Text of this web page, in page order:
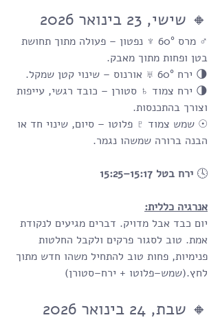
🔸 שישי, 23 בינואר 2026
♂ מרס 60° ♆ נפטון – פעולה מתוך תחושת
בטן ופחות מתוך מאבק.
🌗 ירח 60° ♅ אורנוס – שינוי קטן שמקל.
🌗 ירח צמוד ♄ סטורן – כובד רגשי, עייפות
וצורך בהתכנסות.
☉ שמש צמוד ♇ פלוטו – סיום, שינוי חד או
הבנה ברורה שמשהו נגמר.
🕓 ירח בטל 15:17–15:25
אנרגיה כללית:
יום כבד אבל מדויק. דברים מגיעים לנקודת
אמת. טוב לסגור פרקים ולקבל החלטות
פנימיות, פחות טוב להתחיל משהו חדש מתוך
לחץ.(שמש–פלוטו + ירח–סטורן)
🔸 שבת, 24 בינואר 2026